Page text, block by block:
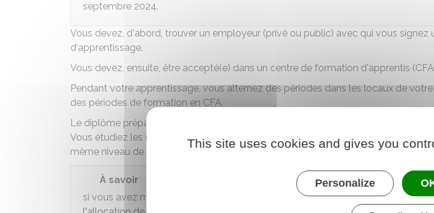
septembre 2024.
Vous devez, d'abord, trouver un employeur (privé ou public) avec qui vous signez
d'apprentissage.
Vous devez, ensuite, être accepté(e) dans un centre de formation d'apprentis
Pendant votre apprentissage, vous alternez des périodes dans les locaux de
des périodes de formation en CFA.
Le diplôme préparé en apprentissage est identique à celui préparé par la voie
Vous étudiez les mêmes programmes, passez l'examen dans les mêmes
même niveau de qualification.
À savoir
si vous avez moins de moins de 18 ans, vous pouvez, sous conditions,
This site uses cookies and gives you
Personalize